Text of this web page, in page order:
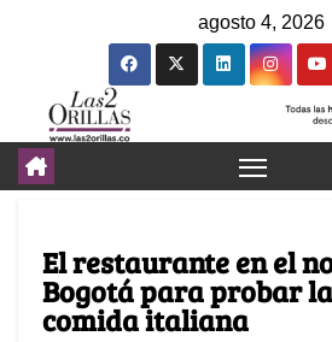
agosto 4, 2026
El restaurante en el
Bogotá para probar
comida italiana